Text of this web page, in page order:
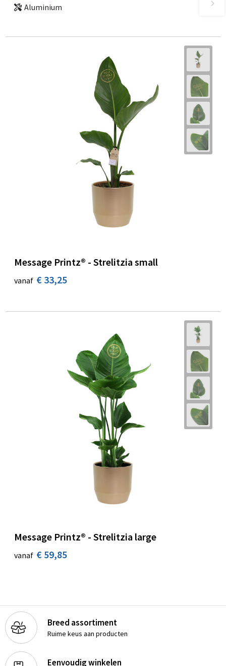
Aluminium
Message Printz® - Strelitzia small
vanaf € 33,25
Message Printz® - Strelitzia large
vanaf € 59,85
Breed assortiment
Ruime keus aan producten
Eenvoudig winkelen